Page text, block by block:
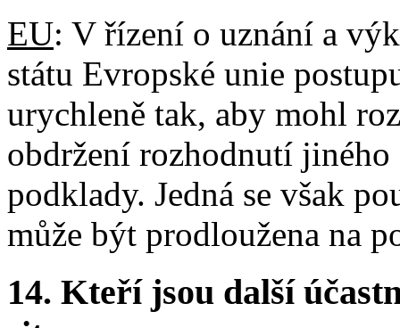
EU: V řízení o uznání a
státu Evropské unie
urychleně tak, aby mohl
obdržení rozhodnutí jiného
podklady. Jedná se však
může být prodloužena na
14. Kteří jsou další